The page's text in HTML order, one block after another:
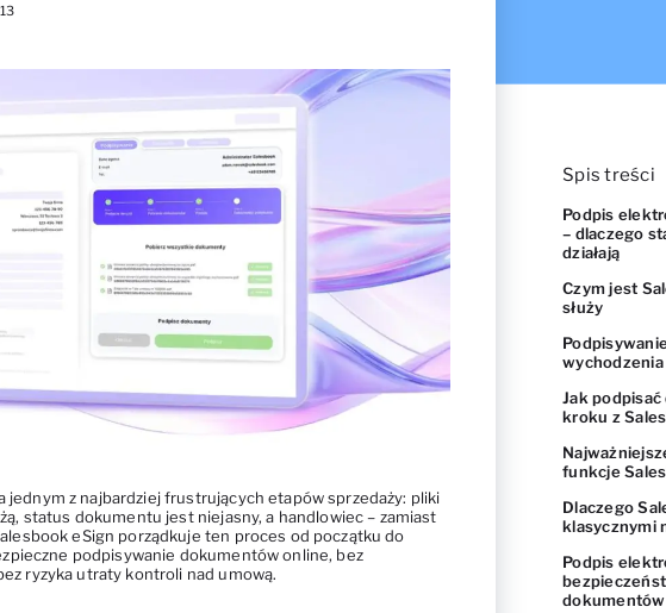
jednym z najbardziej frustrujących etapów sprzedaży: pliki
status dokumentu jest niejasny, a handlowiec – zamiast
eSign porządkuje ten proces od początku do
podpisywanie dokumentów online, bez
ryzyka utraty kontroli nad umową.
Spis treści
Podpis
– dlaczego
działają
Czym jest
służy
wychodzenia
Jak
kroku z
funkcje
Dlaczego
klasycznymi
Podpis
dokumentów